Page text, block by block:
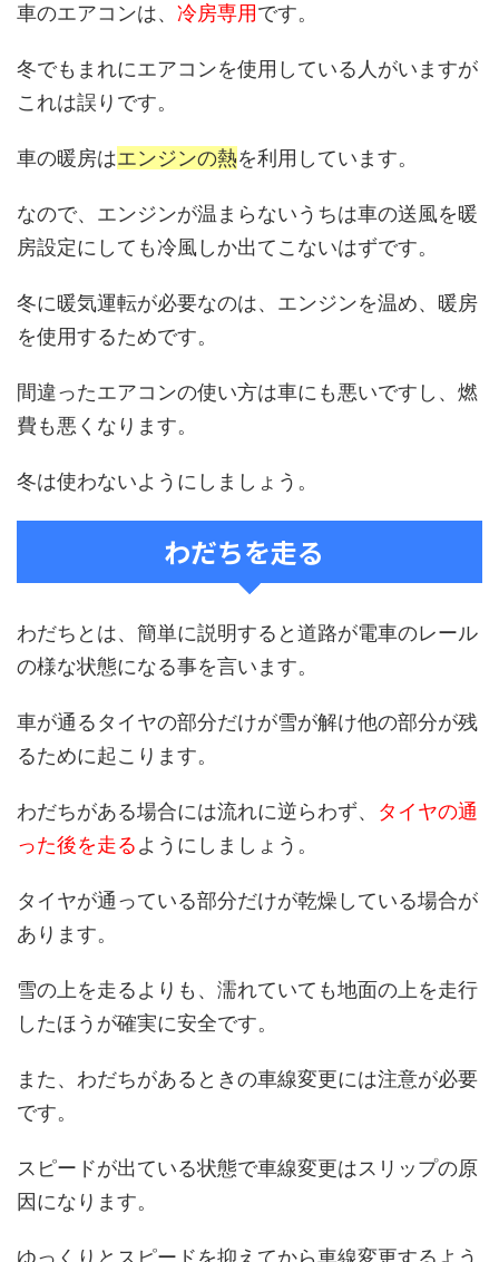
車のエアコンは、 冷房専用です。
冬でもまれにエアコンを使用している人がいますが
これは誤りです。
車の暖房はエンジンの熱を利用しています。
なので、エンジンが温まらないうちは車の送風を暖
房設定にしても冷風しか出てこないはずです。
冬に暖気運転が必要なのは、エンジンを温め、暖房
を使用するためです。
間違ったエアコンの使い方は車にも悪いですし、燃
費も悪くなります。
冬は使わないようにしましょう。
わだちを走る
わだちとは、簡単に説明すると道路が電車のレール
の様な状態になる事を言います。
車が通るタイヤの部分だけが雪が解け他の部分が残
るために起こります。
わだちがある場合には流れに逆らわず、 タイヤの通
った後を走るようにしましょう。
タイヤが通っている部分だけが乾燥している場合が
あります。
雪の上を走るよりも、濡れていても地面の上を走行
したほうが確実に安全です。
また、わだちがあるときの車線変更には注意が必要
です。
スピードが出ている状態で車線変更はスリップの原
因になります。